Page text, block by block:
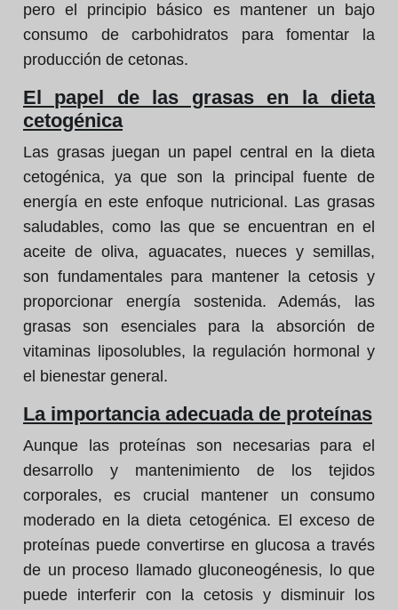
pero el principio básico es mantener un bajo
consumo de carbohidratos para fomentar la
producción de cetonas.
El papel de las grasas en la dieta
cetogénica
Las grasas juegan un papel central en la dieta
cetogénica, ya que son la principal fuente de
energía en este enfoque nutricional. Las grasas
saludables, como las que se encuentran en el
aceite de oliva, aguacates, nueces y semillas,
son fundamentales para mantener la cetosis y
proporcionar energía sostenida. Además, las
grasas son esenciales para la absorción de
vitaminas liposolubles, la regulación hormonal y
el bienestar general.
La importancia adecuada de proteínas
Aunque las proteínas son necesarias para el
desarrollo y mantenimiento de los tejidos
corporales, es crucial mantener un consumo
moderado en la dieta cetogénica. El exceso de
proteínas puede convertirse en glucosa a través
de un proceso llamado gluconeogénesis, lo que
puede interferir con la cetosis y disminuir los